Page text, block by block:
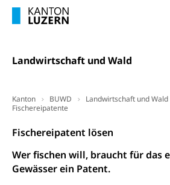
Landwirtschaft und Wald
Kanton BUWD Landwirtschaft und Wald
Fischereipatente
Fischereipatent lösen
Wer fischen will, braucht für das
Gewässer ein Patent.
Betreuung von Angehörigen
Religionsvielfalt Im Kanton
Sport
Breitensport, Jugend und Sport,
Offene
Freiwilliger
Haustiere, Heimtiere, Wildtiere,
Tiermedizin, Tierarzt, Tierschutz,
Viehzucht
Tierschutz
Hobbytierhaltung und
Todesfall
Bestattung, Beerdigung, Testament,